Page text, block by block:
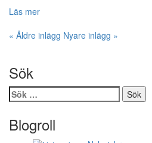
Läs mer
« Äldre inlägg Nyare inlägg »
Sök
Sök
efter:
Blogroll